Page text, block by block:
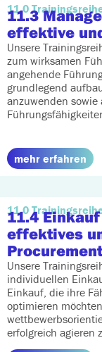
11.0
11.3
effektive
Unsere
zum wirksamen
angehende
grundlegend
anzuwenden sowie
mehr erfahren
11.0
11.4 Einkauf
effektives
Unsere
individuellen
Einkauf, die ihre
optimieren
erfolgreich agieren